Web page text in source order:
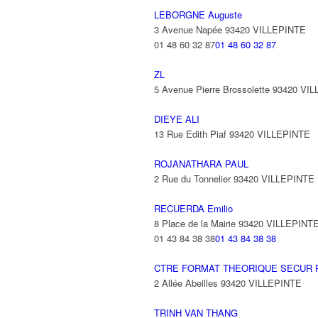
LEBORGNE Auguste
3 Avenue Napée 93420 VILLEPINTE
01 48 60 32 8701 48 60 32 87
ZL
5 Avenue Pierre Brossolette 93420
DIEYE ALI
13 Rue Edith Piaf 93420 VILLEPINTE
ROJANATHARA PAUL
2 Rue du Tonnelier 93420 VILLEPINTE
RECUERDA Emilio
8 Place de la Mairie 93420 VILLEPINTE
01 43 84 38 3801 43 84 38 38
CTRE FORMAT THEORIQUE SECUR
2 Allée Abeilles 93420 VILLEPINTE
TRINH VAN THANG